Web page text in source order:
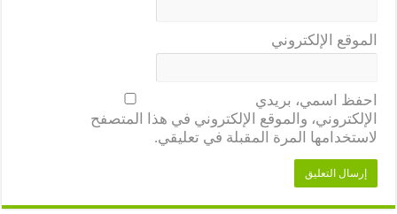
الموقع الإلكتروني
احفظ اسمي، بريدي
الإلكتروني، والموقع الإلكتروني في هذا المتصفح
لاستخدامها المرة المقبلة في تعليقي.